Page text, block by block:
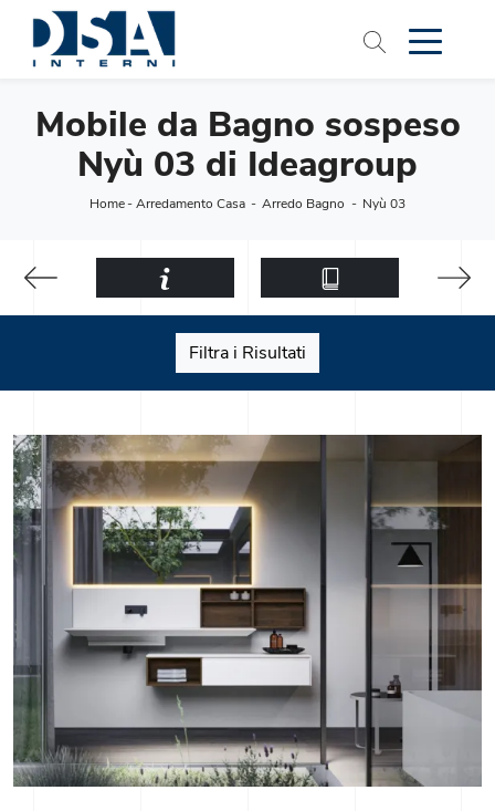
Mobile da Bagno sospeso
Nyù 03 di Ideagroup
Home-Arredamento Casa - Arredo Bagno - Nyù 03
Filtra i Risultati